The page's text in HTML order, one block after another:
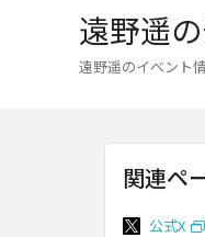
遠野遥
遠野遥のイベント
関連ペ
公式X